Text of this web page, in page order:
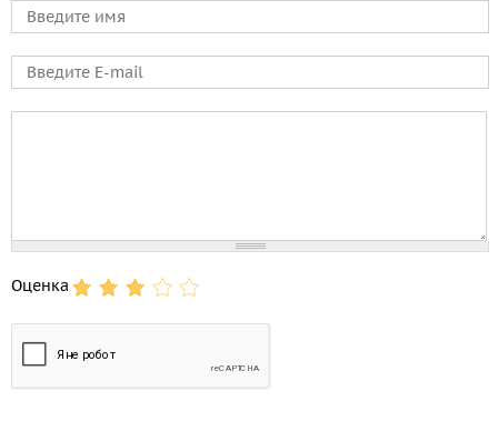
Имя
E-mail
Оценка